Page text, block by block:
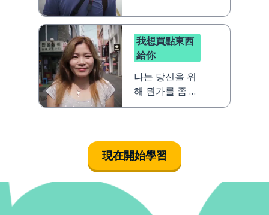
我想買點東西
給你
나는 당신을 위
해 뭔가를 좀 사
고 싶어요
現在開始學習